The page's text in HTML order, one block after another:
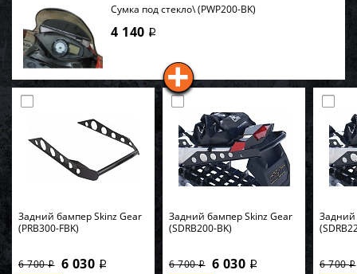
Сумка под стекло\ (PWP200-BK)
4 140 i
Задний бампер Skinz Gear
(PRB300-FBK)
6 700i 6 030 i
Задний бампер Skinz Gear
(SDRB200-BK)
6 700i 6 030 i
Задний
6 700i